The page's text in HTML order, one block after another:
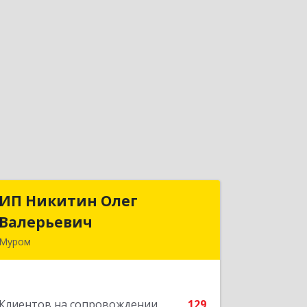
ИП Никитин Олег
Валерьевич
Муром
ИП Никитин Олег